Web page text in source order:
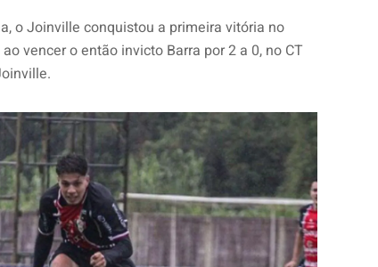
o Joinville conquistou a primeira vitória no
vencer o então invicto Barra por 2 a 0, no CT